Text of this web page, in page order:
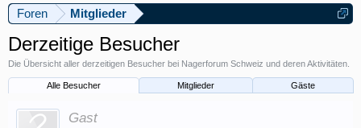
Foren Mitglieder
Derzeitige Besucher
Die Übersicht aller derzeitigen Besucher bei Nagerforum Schweiz und deren Aktivitäten.
Alle Besucher Mitglieder Gäste
Gast